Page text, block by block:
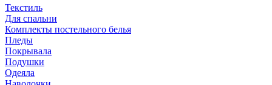
Текстиль
Для спальни
Комплекты постельного белья
Пледы
Покрывала
Подушки
Одеяла